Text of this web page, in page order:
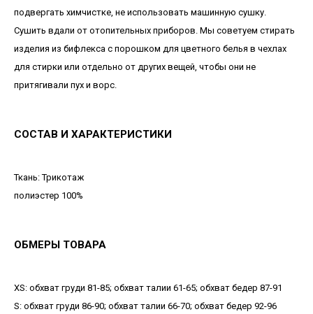
подвергать химчистке, не использовать машинную сушку.
Сушить вдали от отопительных приборов. Мы советуем стирать
изделия из бифлекса с порошком для цветного белья в чехлах
для стирки или отдельно от других вещей, чтобы они не
притягивали пух и ворс.
СОСТАВ И ХАРАКТЕРИСТИКИ
Ткань: Трикотаж
полиэстер 100%
ОБМЕРЫ ТОВАРА
XS: обхват груди 81-85; обхват талии 61-65; обхват бедер 87-91
S: обхват груди 86-90; обхват талии 66-70; обхват бедер 92-96